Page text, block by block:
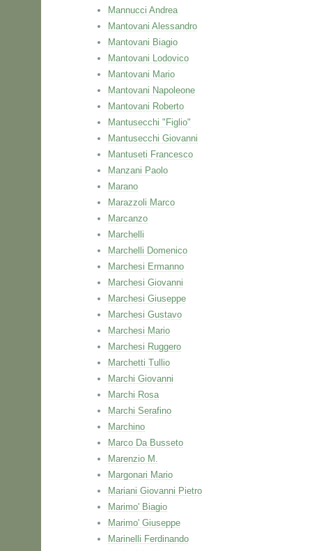
Mannucci Andrea
Mantovani Alessandro
Mantovani Biagio
Mantovani Lodovico
Mantovani Mario
Mantovani Napoleone
Mantovani Roberto
Mantusecchi "Figlio"
Mantusecchi Giovanni
Mantuseti Francesco
Manzani Paolo
Marano
Marazzoli Marco
Marcanzo
Marchelli
Marchelli Domenico
Marchesi Ermanno
Marchesi Giovanni
Marchesi Giuseppe
Marchesi Gustavo
Marchesi Mario
Marchesi Ruggero
Marchetti Tullio
Marchi Giovanni
Marchi Rosa
Marchi Serafino
Marchino
Marco Da Busseto
Marenzio M.
Margonari Mario
Mariani Giovanni Pietro
Marimo' Biagio
Marimo' Giuseppe
Marinelli Ferdinando